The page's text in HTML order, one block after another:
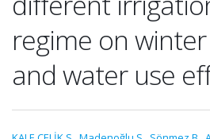
regime on
and water use